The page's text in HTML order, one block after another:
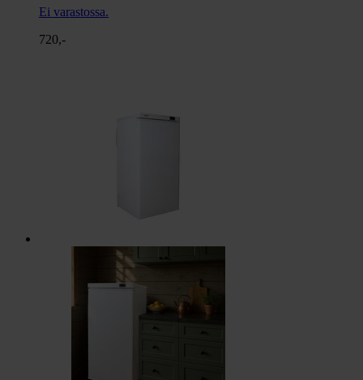
Ei varastossa.
720,-